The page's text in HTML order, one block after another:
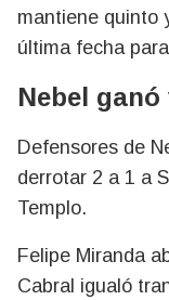
mantiene quinto
última fecha
Nebel
Defensores de
derrotar 2 a 1 a
Templo.
Felipe Miranda
Cabral igualó